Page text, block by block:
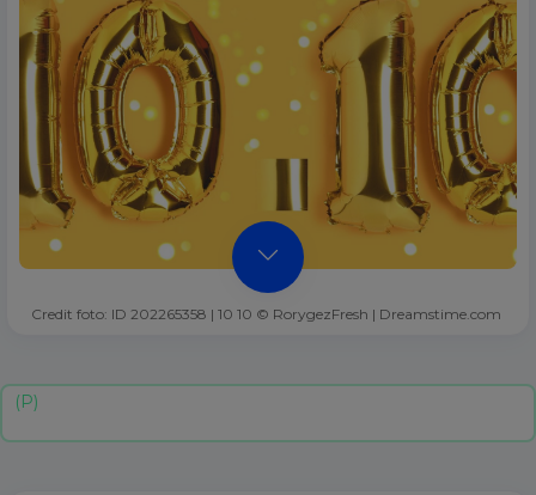
Credit foto: ID 202265358 | 10 10 © RorygezFresh | Dreamstime.com